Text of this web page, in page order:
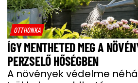
OTTHONKA
ÍGY MENTHETED MEG A
PERZSELŐ HŐSÉGBEN
A növények védelme